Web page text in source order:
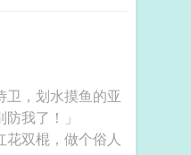
，划水摸鱼的亚
我了！」
双棍，做个俗人